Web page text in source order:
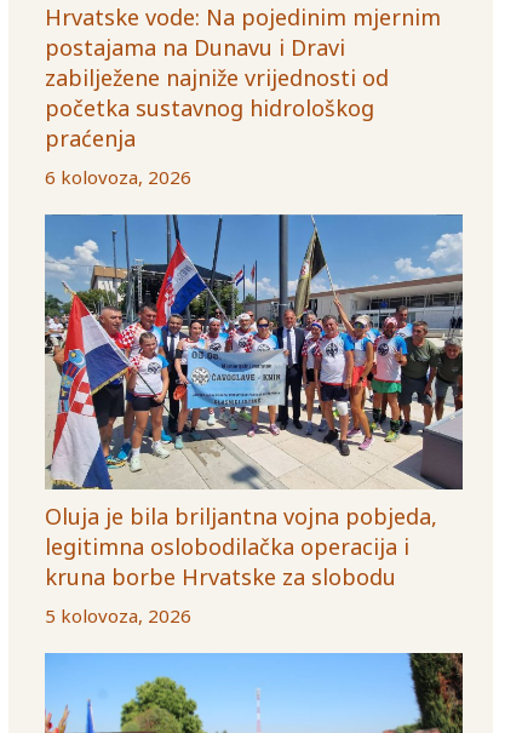
Hrvatske vode: Na pojedinim mjernim
postajama na Dunavu i Dravi
zabilježene najniže vrijednosti od
početka sustavnog hidrološkog
praćenja
6 kolovoza, 2026
Oluja je bila briljantna vojna pobjeda,
legitimna oslobodilačka operacija i
kruna borbe Hrvatske za slobodu
5 kolovoza, 2026